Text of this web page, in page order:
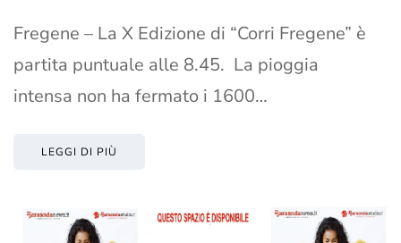
Fregene – La X Edizione di “Corri Fregene” è
partita puntuale alle 8.45. La pioggia
intensa non ha fermato i 1600…
LEGGI DI PIÙ